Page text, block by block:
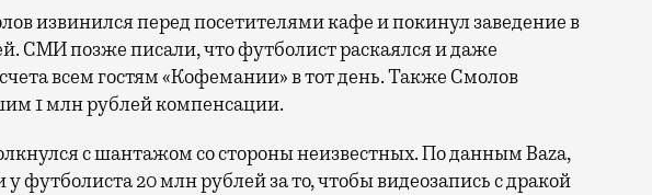
извинился перед посетителями кафе и покинул заведение в
СМИ позже писали, что футболист раскаялся и даже
всем гостям «Кофемании» в тот день. Также Смолов
1 млн рублей компенсации.
с шантажом со стороны неизвестных. По данным Baza,
футболиста 20 млн рублей за то, чтобы видеозапись с дракой